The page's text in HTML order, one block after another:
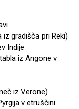
gradišča pri Reki)
Indije
iz Angone v
iz Verone)
v etruščini